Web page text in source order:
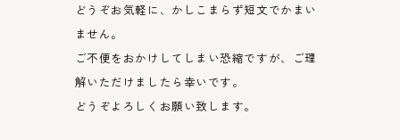
どうぞお気軽に、かしこまらず短文でかまい
ません。
ご不便をおかけしてしまい恐縮ですが、ご理
解いただけましたら幸いです。
どうぞよろしくお願い致します。